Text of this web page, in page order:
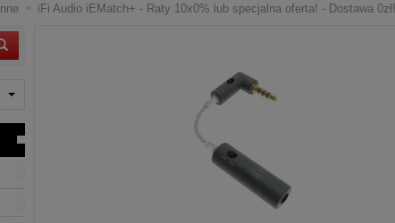
Inne iFi Audio iEMatch+ - Raty 10x0% lub specjalna oferta! - Dostawa 0zł!